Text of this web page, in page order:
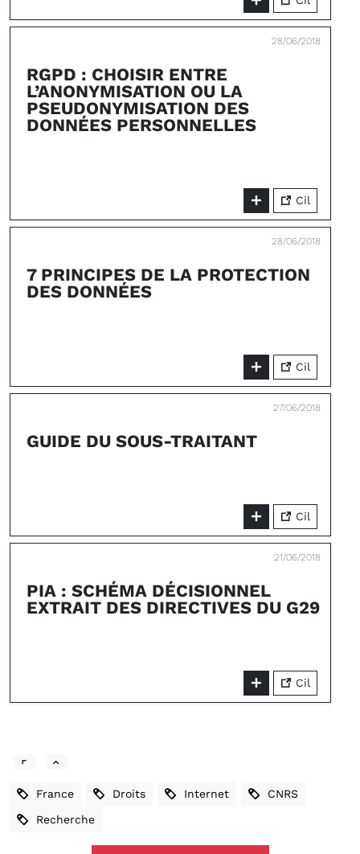
28/06/2018
RGPD : CHOISIR ENTRE
L’ANONYMISATION OU LA
PSEUDONYMISATION DES
DONNÉES PERSONNELLES
Cil
28/06/2018
7 PRINCIPES DE LA PROTECTION
DES DONNÉES
Cil
27/06/2018
GUIDE DU SOUS-TRAITANT
Cil
21/06/2018
PIA : SCHÉMA DÉCISIONNEL
EXTRAIT DES DIRECTIVES DU G29
Cil
France Droits Internet CNRS
Recherche